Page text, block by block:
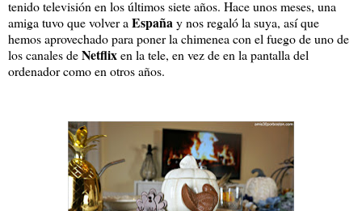
tenido televisión en los últimos siete años. Hace unos meses, una
amiga tuvo que volver a Españay nos regaló la suya, así que
hemos aprovechado para poner la chimenea con el fuego de uno de
los canales deNetflixen la tele, en vez de en la pantalla del
ordenador como en otros años.